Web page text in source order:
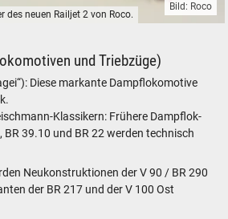
des neuen Railjet 2 von Roco.
Bild: Roco
und Triebzüge)
Diese markante Dampflokomotive
Klassikern: Frühere Dampflok-
BR 39.10 und BR 22 werden technisch
Neukonstruktionen der V 90 / BR 290
der BR 217 und der V 100 Ost